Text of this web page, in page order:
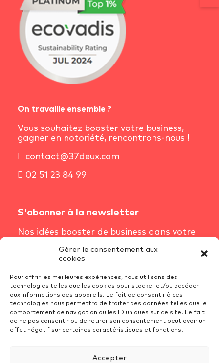
Gérer le consentement aux
cookies
Pour offrir les meilleures expériences, nous utilisons des
technologies telles que les cookies pour stocker et/ou accéder
aux informations des appareils. Le fait de consentir à ces
technologies nous permettra de traiter des données telles que le
comportement de navigation ou les ID uniques sur ce site. Le fait
de ne pas consentir ou de retirer son consentement peut avoir un
effet négatif sur certaines caractéristiques et fonctions.
Accepter
On travaille ensemble ?
Vous souhaitez booster votre business,
gagner en notoriété, rencontrons-nous !
contact@37deux.com
02 51 23 84 99
S'abonner à la newsletter
Nos idées booster de business dans votre
Conditions Générales de Vente
Mentions Légales
Recrutement